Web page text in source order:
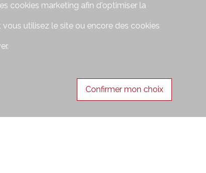
cookies marketing afin d'optimiser la
utilisez le site ou encore des cookies
Confirmer mon choix